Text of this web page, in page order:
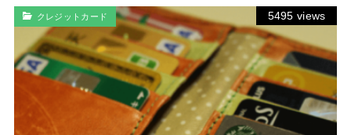
クレジットカード 5495 views